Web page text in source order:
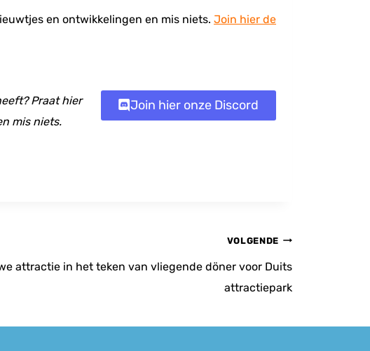
en ontwikkelingen en mis niets. Join hier de
Praat hier
mis niets.
Join hier onze Discord
VOLGENDE
attractie in het teken van vliegende döner voor Duits
attractiepark